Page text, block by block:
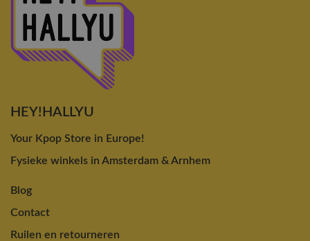
HEY!HALLYU
Your Kpop Store in Europe!
Fysieke winkels in Amsterdam & Arnhem
Blog
Contact
Ruilen en retourneren